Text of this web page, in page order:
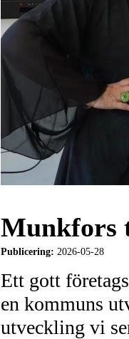
Munkfors
Publicering: 2026-05-28
Ett gott
en kommuns
utveckling vi